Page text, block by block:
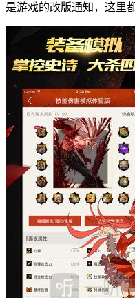
是游戏的改版通知，这里